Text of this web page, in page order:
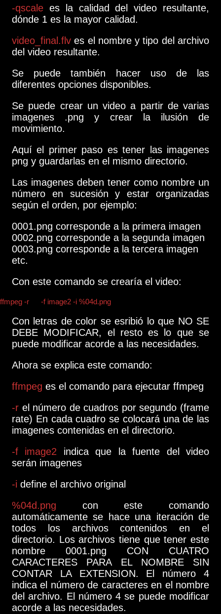
-qscale es la calidad del video resultante,
dónde 1 es la mayor calidad.
video_final.flv es el nombre y tipo del archivo
del video resultante.
Se puede también hacer uso de las
diferentes opciones disponibles.
Se puede crear un video a partir de varias
imagenes .png y crear la ilusión de
movimiento.
Aquí el primer paso es tener las imagenes
png y guardarlas en el mismo directorio.
Las imagenes deben tener como nombre un
número en sucesión y estar organizadas
según el orden, por ejemplo:
0001.png corresponde a la primera imagen
0002.png corresponde a la segunda imagen
0003.png corresponde a la tercera imagen
etc.
Con este comando se crearía el video:
ffmpeg -r -f image2 -i %04d.png
Con letras de color se esribió lo que NO SE
DEBE MODIFICAR, el resto es lo que se
puede modificar acorde a las necesidades.
Ahora se explica este comando:
ffmpeg es el comando para ejecutar ffmpeg
-r el número de cuadros por segundo (frame
rate) En cada cuadro se colocará una de las
imagenes contenidas en el directorio.
-f image2 indica que la fuente del video
serán imagenes
-i define el archivo original
%04d.png con este comando
automáticamente se hace una iteración de
todos los archivos contenidos en el
directorio. Los archivos tiene que tener este
nombre 0001.png CON CUATRO
CARACTERES PARA EL NOMBRE SIN
CONTAR LA EXTENSION. El número 4
indica el número de caracteres en el nombre
del archivo. El número 4 se puede modificar
acorde a las necesidades.